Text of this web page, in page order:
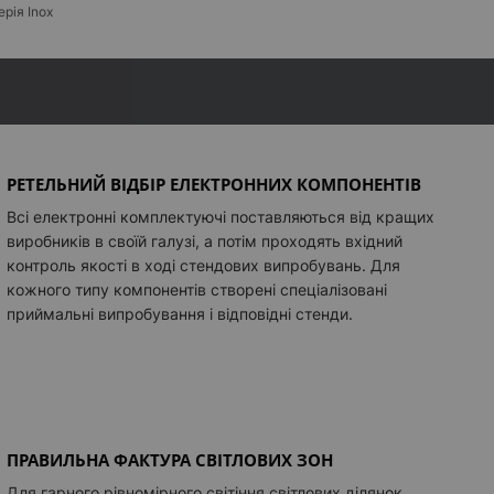
логотип
Inox
РЕТЕЛЬНИЙ ВІДБІР ЕЛЕКТРОННИХ КОМПОНЕНТІВ
Всі електронні комплектуючі поставляються від кращих
виробників в своїй галузі, а потім проходять вхідний
контроль якості в ході стендових випробувань. Для
кожного типу компонентів створені спеціалізовані
приймальні випробування і відповідні стенди.
ПРАВИЛЬНА ФАКТУРА СВІТЛОВИХ ЗОН